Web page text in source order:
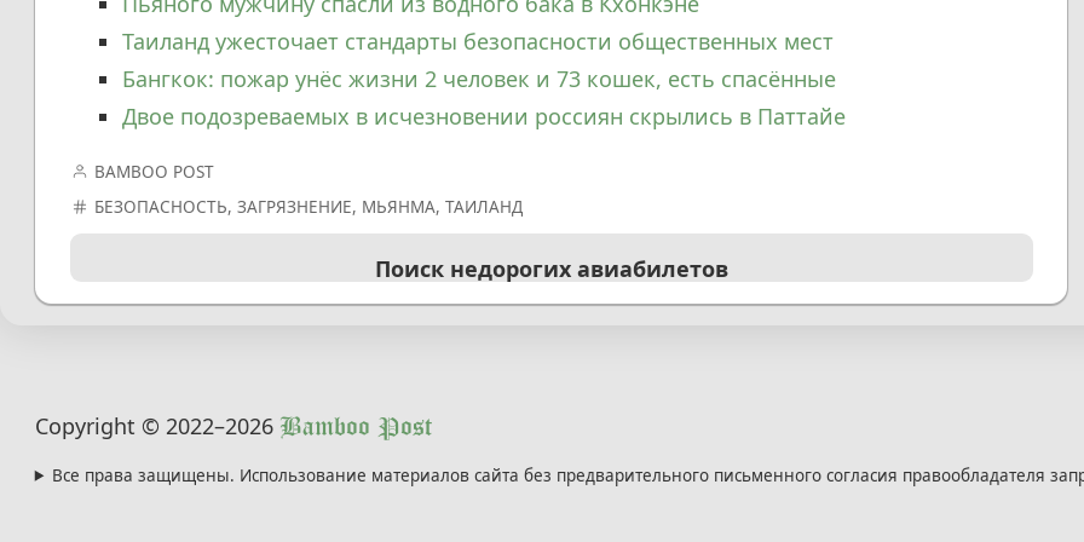
Таиланд ужесточает стандарты безопасности общественных мест
Бангкок: пожар унёс жизни 2 человек и 73 кошек, есть спасённые
Двое подозреваемых в исчезновении россиян скрылись в Паттайе
BAMBOO POST
БЕЗОПАСНОСТЬ,ЗАГРЯЗНЕНИЕ, МЬЯНМА,ТАИЛАНД
Поиск недорогих авиабилетов
Copyright © 2022–2026 Bamboo Post
Все права защищены. Использование материалов сайта без предварительного письменного согласия правообладателя